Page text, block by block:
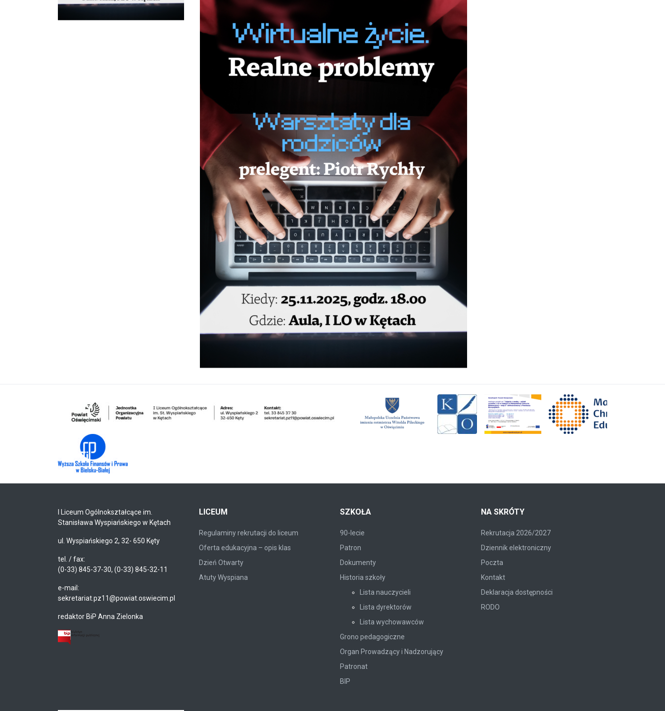
I Liceum Ogólnokształcące im.
Stanisława Wyspiańskiego w Kętach
ul. Wyspiańskiego 2, 32- 650 Kęty
tel. / fax:
(0-33) 845-37-30, (0-33) 845-32-11
e-mail:
sekretariat.pz11@powiat.oswiecim.pl
redaktor BiP Anna Zielonka
LICEUM
Regulaminy rekrutacji do liceum
Oferta edukacyjna – opis klas
Dzień Otwarty
Atuty Wyspiana
SZKOŁA
90-lecie
Patron
Dokumenty
Historia szkoły
Lista nauczycieli
Lista dyrektorów
Lista wychowawców
Grono pedagogiczne
Organ Prowadzący i Nadzorujący
Patronat
BIP
NA SKRÓTY
Rekrutacja 2026/2027
Dziennik elektroniczny
Poczta
Kontakt
Deklaracja dostępności
RODO